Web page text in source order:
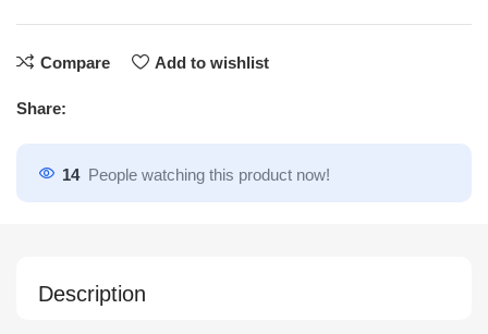
Compare Add to wishlist
Share:
14 People watching this product now!
Description